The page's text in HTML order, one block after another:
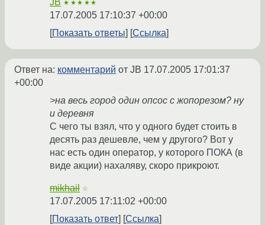
JB ★★★★★
17.07.2005 17:10:37 +00:00
Показать ответы
Ссылка
Ответ на: комментарий от JB 17.07.2005 17:01:37
+00:00
>на весь город один опсос с жопорезом? ну
и деревня
С чего ты взял, что у одного будет стоить в
десять раз дешевле, чем у другого? Вот у
нас есть один оператор, у которого ПОКА (в
виде акции) нахаляву, скоро прикроют.
mikhail ☆
17.07.2005 17:11:02 +00:00
Показать ответ
Ссылка